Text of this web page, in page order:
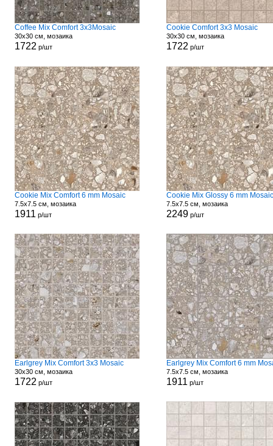
Coffee Mix Comfort 3x3Mosaic
30x30 см, мозаика
1722 р/шт
Cookie Comfort 3x3 Mosaic
30x30 см, мозаика
1722 р/шт
Cookie Mix Comfort 6 mm Mosaic
7.5x7.5 см, мозаика
1911 р/шт
Cookie Mix Glossy 6 mm Mosaic
7.5x7.5 см, мозаика
2249р/шт
Earlgrey Mix Comfort 3x3 Mosaic
30x30 см, мозаика
1722 р/шт
Earlgrey Mix Comfort 6 mm
7.5x7.5 см, мозаика
1911 р/шт